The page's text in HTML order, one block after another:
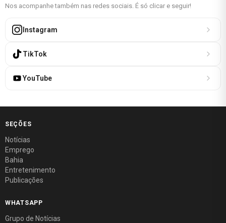
Nos acompanhe também nas redes sociais. É só clicar e seguir!
Instagram
TikTok
YouTube
SEÇÕES
Notícias
Emprego
Bahia
Entretenimento
Publicações
WHATSAPP
Grupo de Notícias